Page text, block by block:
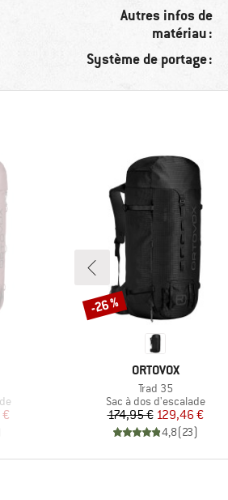
Autres infos de
matériau :
Système de portage :
MARQUE
ORTOVOX
Article
Trad 35
Product group
Sac à dos d'escalade
Prix
174,95 € Prix réduit
129,46 €
4,8(23)
Remise
-26 %